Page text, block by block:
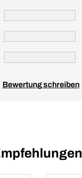
Bewertung schreiben